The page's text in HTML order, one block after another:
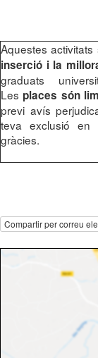
Aquestes
inserció i la
graduats
Les places són
previ avís
teva exclusió en
gràcies.
Compartir per correu